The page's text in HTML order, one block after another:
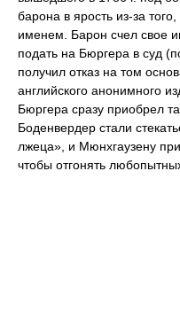
барона в ярость из-за
именем. Барон счел свое
подать на Бюргера в суд
получил отказ на том
английского анонимного
Бюргера сразу приобрел
Боденвердер стали
лжеца», и Мюнхгаузену
чтобы отгонять